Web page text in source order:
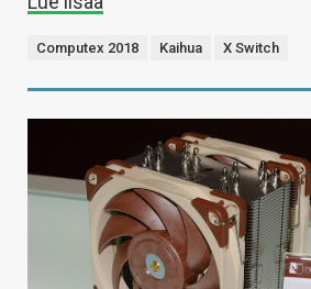
Computex 2018 Kaihua X Switch